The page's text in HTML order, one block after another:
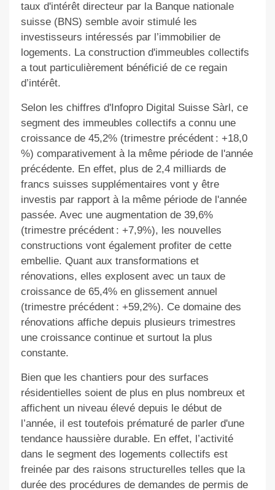
taux d'intérêt directeur par la Banque nationale
suisse (BNS) semble avoir stimulé les
investisseurs intéressés par l’immobilier de
logements. La construction d'immeubles collectifs
a tout particulièrement bénéficié de ce regain
d’intérêt.
Selon les chiffres d'Infopro Digital Suisse Sàrl, ce
segment des immeubles collectifs a connu une
croissance de 45,2% (trimestre précédent : +18,0
%) comparativement à la même période de l'année
précédente. En effet, plus de 2,4 milliards de
francs suisses supplémentaires vont y être
investis par rapport à la même période de l'année
passée. Avec une augmentation de 39,6%
(trimestre précédent : +7,9%), les nouvelles
constructions vont également profiter de cette
embellie. Quant aux transformations et
rénovations, elles explosent avec un taux de
croissance de 65,4% en glissement annuel
(trimestre précédent : +59,2%). Ce domaine des
rénovations affiche depuis plusieurs trimestres
une croissance continue et surtout la plus
constante.
Bien que les chantiers pour des surfaces
résidentielles soient de plus en plus nombreux et
affichent un niveau élevé depuis le début de
l’année, il est toutefois prématuré de parler d'une
tendance haussière durable. En effet, l’activité
dans le segment des logements collectifs est
freinée par des raisons structurelles telles que la
durée des procédures de demandes de permis de